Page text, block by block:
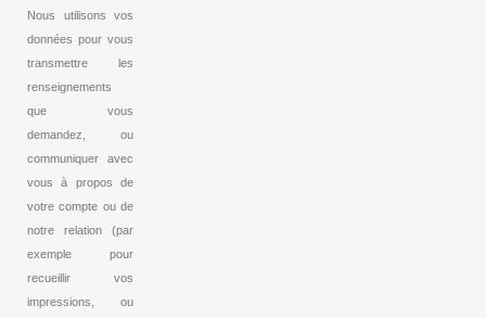
Nous utilisons vos
données pour vous
transmettre les
renseignements
que vous
demandez, ou
communiquer avec
vous à propos de
votre compte ou de
notre relation (par
exemple pour
recueillir vos
impressions, ou